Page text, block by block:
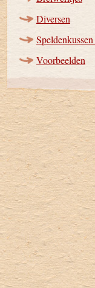
Diversen
Voorbeelden